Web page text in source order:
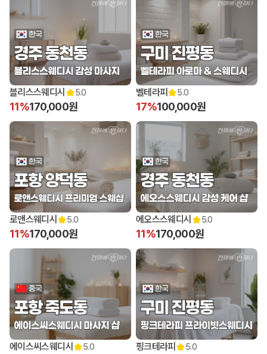
12:00 오픈
블리스스웨디시 5.0
11%170,000원
12:00 오픈
벨테라피 5.0
17%100,000원
12:00 오픈
로앤스웨디시 5.0
11%170,000원
12:00 오픈
에오스스웨디시 5.0
11%170,000원
12:00 오픈
에이스씨스웨디시 5.0 13:00 오픈
핑크테라피 5.0